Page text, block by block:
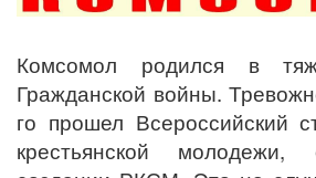
Комсомол родился в
Гражданской войны.
го прошел Всероссийский
крестьянской